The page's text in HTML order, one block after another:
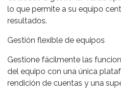
lo que permite a su equipo
resultados.
Gestión flexible de equipos
Gestione fácilmente las
del equipo con una única
rendición de cuentas y una